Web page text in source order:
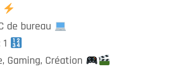
de bureau
Gaming, Création